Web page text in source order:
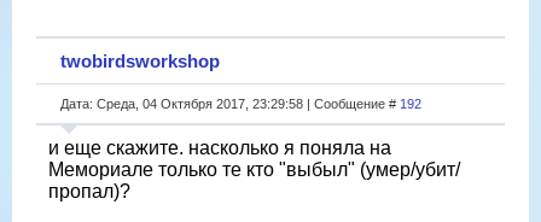
twobirdsworkshop
Дата: Среда, 04 Октября 2017, 23:29:58 | Сообщение # 192
и еще скажите. насколько я поняла на
Мемориале только те кто "выбыл" (умер/убит/
пропал)?